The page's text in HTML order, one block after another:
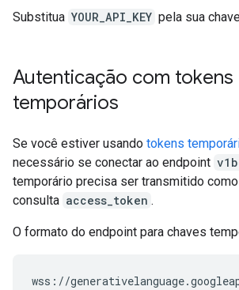
Substitua YOUR_API_KEY pela sua
Autenticação com tokens
temporários
Se você estiver usando tokens
necessário se conectar ao endpoint
temporário precisa ser transmitido
consulta access_token .
O formato do endpoint para chaves